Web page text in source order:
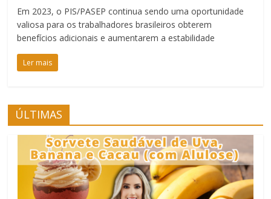
Em 2023, o PIS/PASEP continua sendo uma oportunidade
valiosa para os trabalhadores brasileiros obterem
benefícios adicionais e aumentarem a estabilidade
Ler mais
ÚLTIMAS